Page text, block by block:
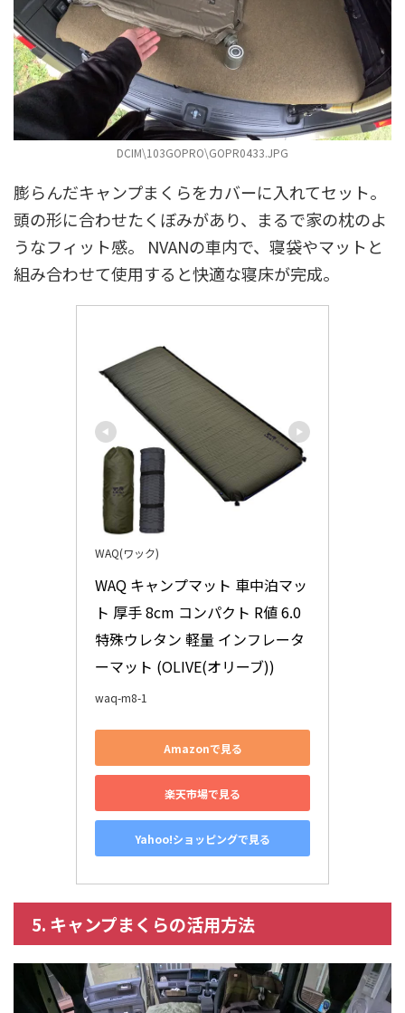
DCIM\103GOPRO\GOPR0433.JPG
膨らんだキャンプまくらをカバーに入れてセット。
頭の形に合わせたくぼみがあり、まるで家の枕のよ
うなフィット感。 NVANの車内で、寝袋やマットと
組み合わせて使用すると快適な寝床が完成。
WAQ(ワック)
WAQ キャンプマット 車中泊マッ
ト 厚手 8cm コンパクト R値 6.0
特殊ウレタン 軽量 インフレータ
ーマット (OLIVE(オリーブ))
waq-m8-1
Amazonで見る
楽天市場で見る
Yahoo!ショッピングで見る
5. キャンプまくらの活用方法